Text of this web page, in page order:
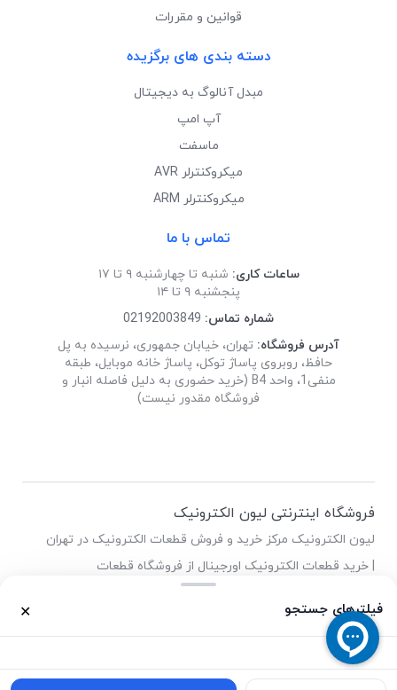
0
0
فیلترهای جستجو ✕
قوانین و مقررات
دسته بندی های برگزیده
مبدل آنالوگ به دیجیتال
آپ امپ
ماسفت
میکروکنترلر AVR
میکروکنترلر ARM
تماس با ما
ساعات کاری: شنبه تا چهارشنبه ۹ تا ۱۷
پنجشنبه ۹ تا ۱۴
شماره تماس: 02192003849
آدرس فروشگاه: تهران، خیابان جمهوری، نرسیده به پل
حافظ، روبروی پاساژ توکل، پاساژ خانه موبایل، طبقه
منفی1، واحد B4 (خرید حضوری به دلیل فاصله انبار و
فروشگاه مقدور نیست)
فروشگاه اینترنتی لیون الکترونیک
لیون الکترونیک مرکز خرید و فروش قطعات الکترونیک در تهران
| خرید قطعات الکترونیک اورجینال از فروشگاه قطعات